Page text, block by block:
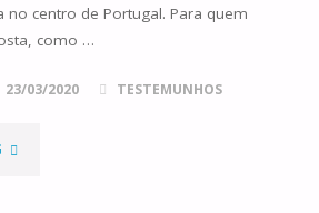
no centro de Portugal. Para quem
como …
23/03/2020 TESTEMUNHOS
"A